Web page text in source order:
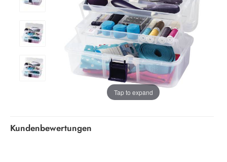
Tap to expand
Kundenbewertungen